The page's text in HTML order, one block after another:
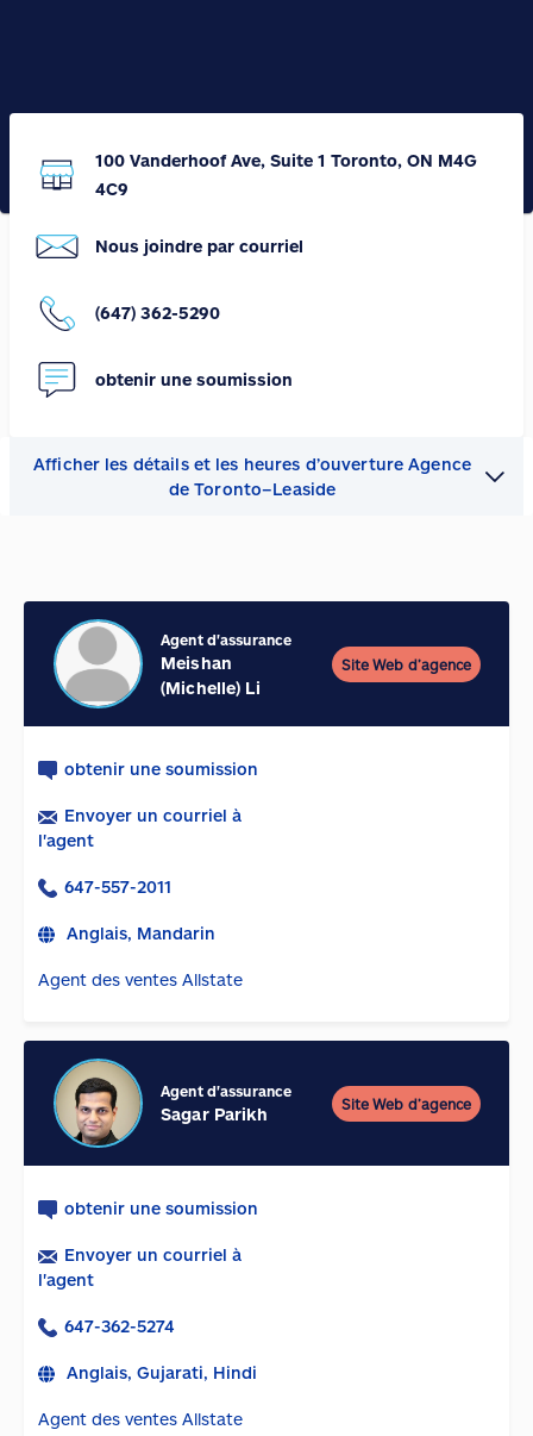
100 Vanderhoof Ave, Suite 1 Toronto, ON M4G
4C9
Nous joindre par courriel
(647) 362-5290
obtenir une soumission
Afficher les détails et les heures d’ouverture Agence
de Toronto–Leaside
Agent d'assurance
Meishan
(Michelle) Li
Site Web d’agence
obtenir une soumission
Envoyer un courriel à
l'agent
647-557-2011
Anglais, Mandarin
Agent des ventes Allstate
Agent d'assurance
Sagar Parikh
Site Web d’agence
obtenir une soumission
Envoyer un courriel à
l'agent
647-362-5274
Anglais, Gujarati, Hindi
Agent des ventes Allstate